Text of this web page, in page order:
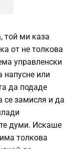
той ми каза
от не толкова
управленски
или
да подаде
се замисля и да
думи. Искаше
толкова